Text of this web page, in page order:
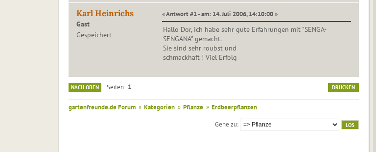
Karl Heinrichs
Gast
Gespeichert
« Antwort #1 - am: 14. Juli 2006, 14:10:00 »
Hallo Dor, ich habe sehr gute Erfahrungen mit "SENGA-
SENGANA" gemacht.
Sie sind sehr roubst und
schmackhaft ! Viel Erfolg
DRUCKEN
NACH OBEN Seiten 1
gartenfreunde.de Forum » Kategorien » Pflanze » Erdbeerpflanzen
Gehe zu